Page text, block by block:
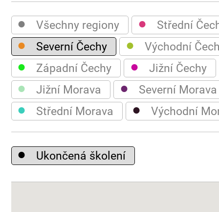
● Všechny regiony ● Střední
● Severní Čechy ● Východní
● Západní Čechy ● Jižní Čechy
● Jižní Morava ● Severní Morava
● Střední Morava ● Východní
● Ukončená školení